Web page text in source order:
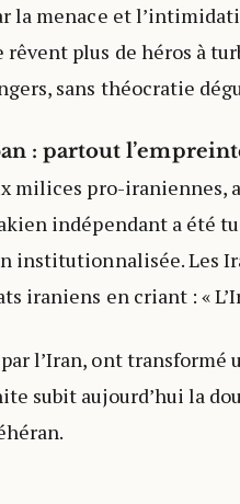
la menace et
plus de héros à
sans théocratie
: partout
milices pro-iraniennes,
indépendant a été
institutionnalisée. Les
iraniens en criant : «
l’Iran, ont
subit aujourd’hui la